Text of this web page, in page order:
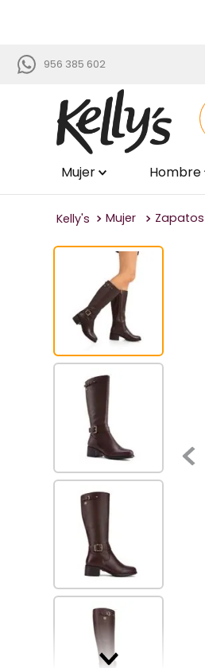
956 385 602
Mujer Hombre
Mujer Zapatos